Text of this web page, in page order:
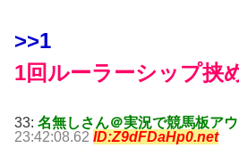
>>1
1回ルーラーシップ挟
33: 名無しさん＠実況で競馬板アウ
23:42:08.62 ID:Z9dFDaHp0.net